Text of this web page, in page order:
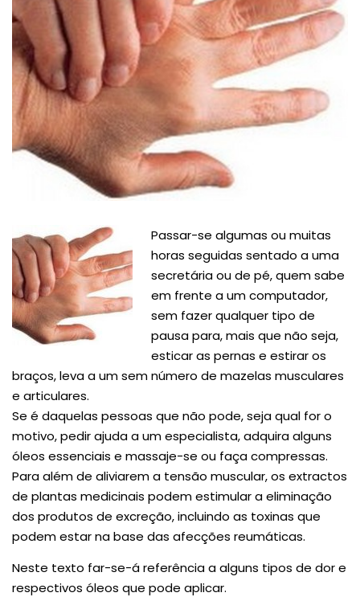
Passar-se algumas ou muitas
horas seguidas sentado a uma
secretária ou de pé, quem sabe
em frente a um computador,
sem fazer qualquer tipo de
pausa para, mais que não seja,
esticar as pernas e estirar os
braços, leva a um sem número de mazelas musculares
e articulares.
Se é daquelas pessoas que não pode, seja qual for o
motivo, pedir ajuda a um especialista, adquira alguns
óleos essenciais e massaje-se ou faça compressas.
Para além de aliviarem a tensão muscular, os extractos
de plantas medicinais podem estimular a eliminação
dos produtos de excreção, incluindo as toxinas que
podem estar na base das afecções reumáticas.
Neste texto far-se-á referência a alguns tipos de dor e
respectivos óleos que pode aplicar.